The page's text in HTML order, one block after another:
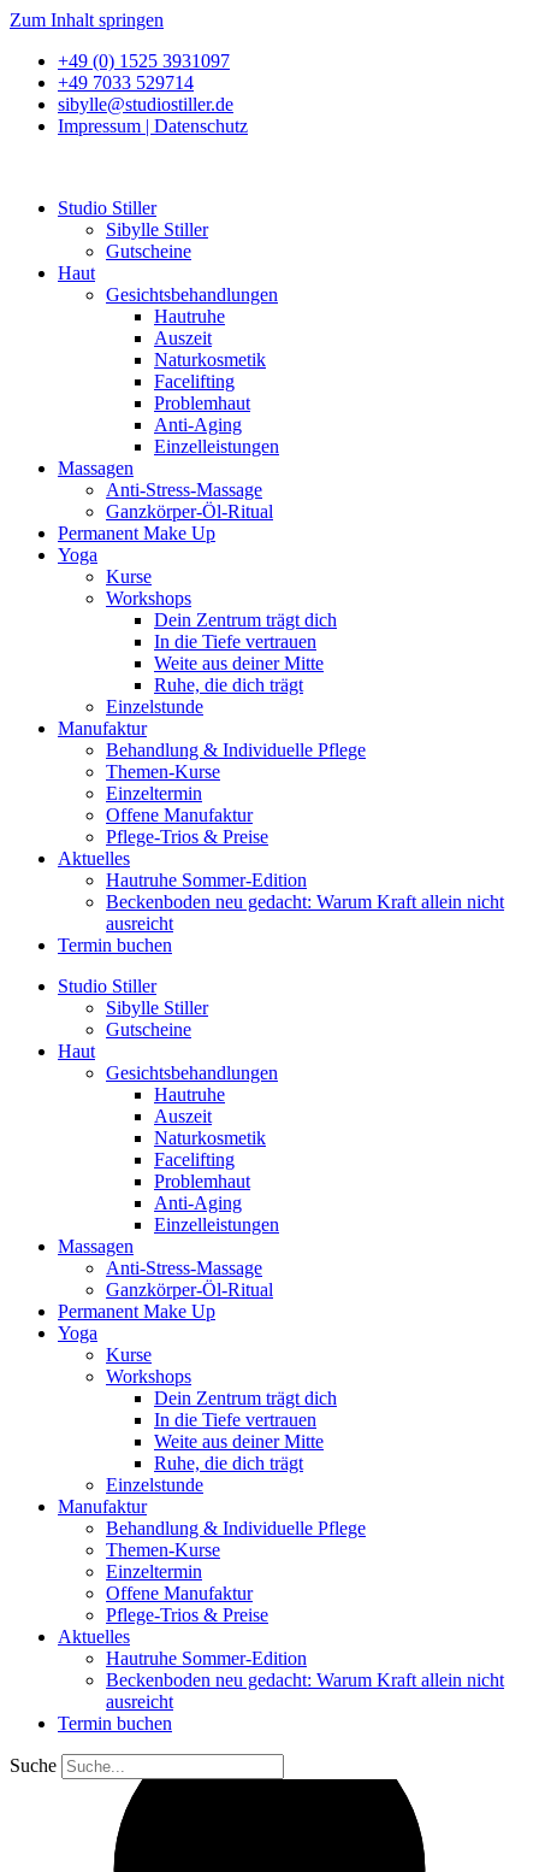
Zum Inhalt springen
+49 (0) 1525 3931097
+49 7033 529714
sibylle@studiostiller.de
Impressum | Datenschutz
Studio Stiller
Sibylle Stiller
Gutscheine
Haut
Gesichtsbehandlungen
Hautruhe
Auszeit
Naturkosmetik
Facelifting
Problemhaut
Anti-Aging
Einzelleistungen
Massagen
Anti-Stress-Massage
Ganzkörper-Öl-Ritual
Permanent Make Up
Yoga
Kurse
Workshops
Dein Zentrum trägt dich
In die Tiefe vertrauen
Weite aus deiner Mitte
Ruhe, die dich trägt
Einzelstunde
Manufaktur
Behandlung & Individuelle Pflege
Themen-Kurse
Einzeltermin
Offene Manufaktur
Pflege-Trios & Preise
Aktuelles
Hautruhe Sommer-Edition
Beckenboden neu gedacht: Warum Kraft allein nicht
ausreicht
Termin buchen
Studio Stiller
Sibylle Stiller
Gutscheine
Haut
Gesichtsbehandlungen
Hautruhe
Auszeit
Naturkosmetik
Facelifting
Problemhaut
Anti-Aging
Einzelleistungen
Massagen
Anti-Stress-Massage
Ganzkörper-Öl-Ritual
Permanent Make Up
Yoga
Kurse
Workshops
Dein Zentrum trägt dich
In die Tiefe vertrauen
Weite aus deiner Mitte
Ruhe, die dich trägt
Einzelstunde
Manufaktur
Behandlung & Individuelle Pflege
Themen-Kurse
Einzeltermin
Offene Manufaktur
Pflege-Trios & Preise
Aktuelles
Hautruhe Sommer-Edition
Beckenboden neu gedacht: Warum Kraft allein nicht
ausreicht
Termin buchen
Suche